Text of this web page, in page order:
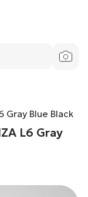
Blue Black
L6 Gray